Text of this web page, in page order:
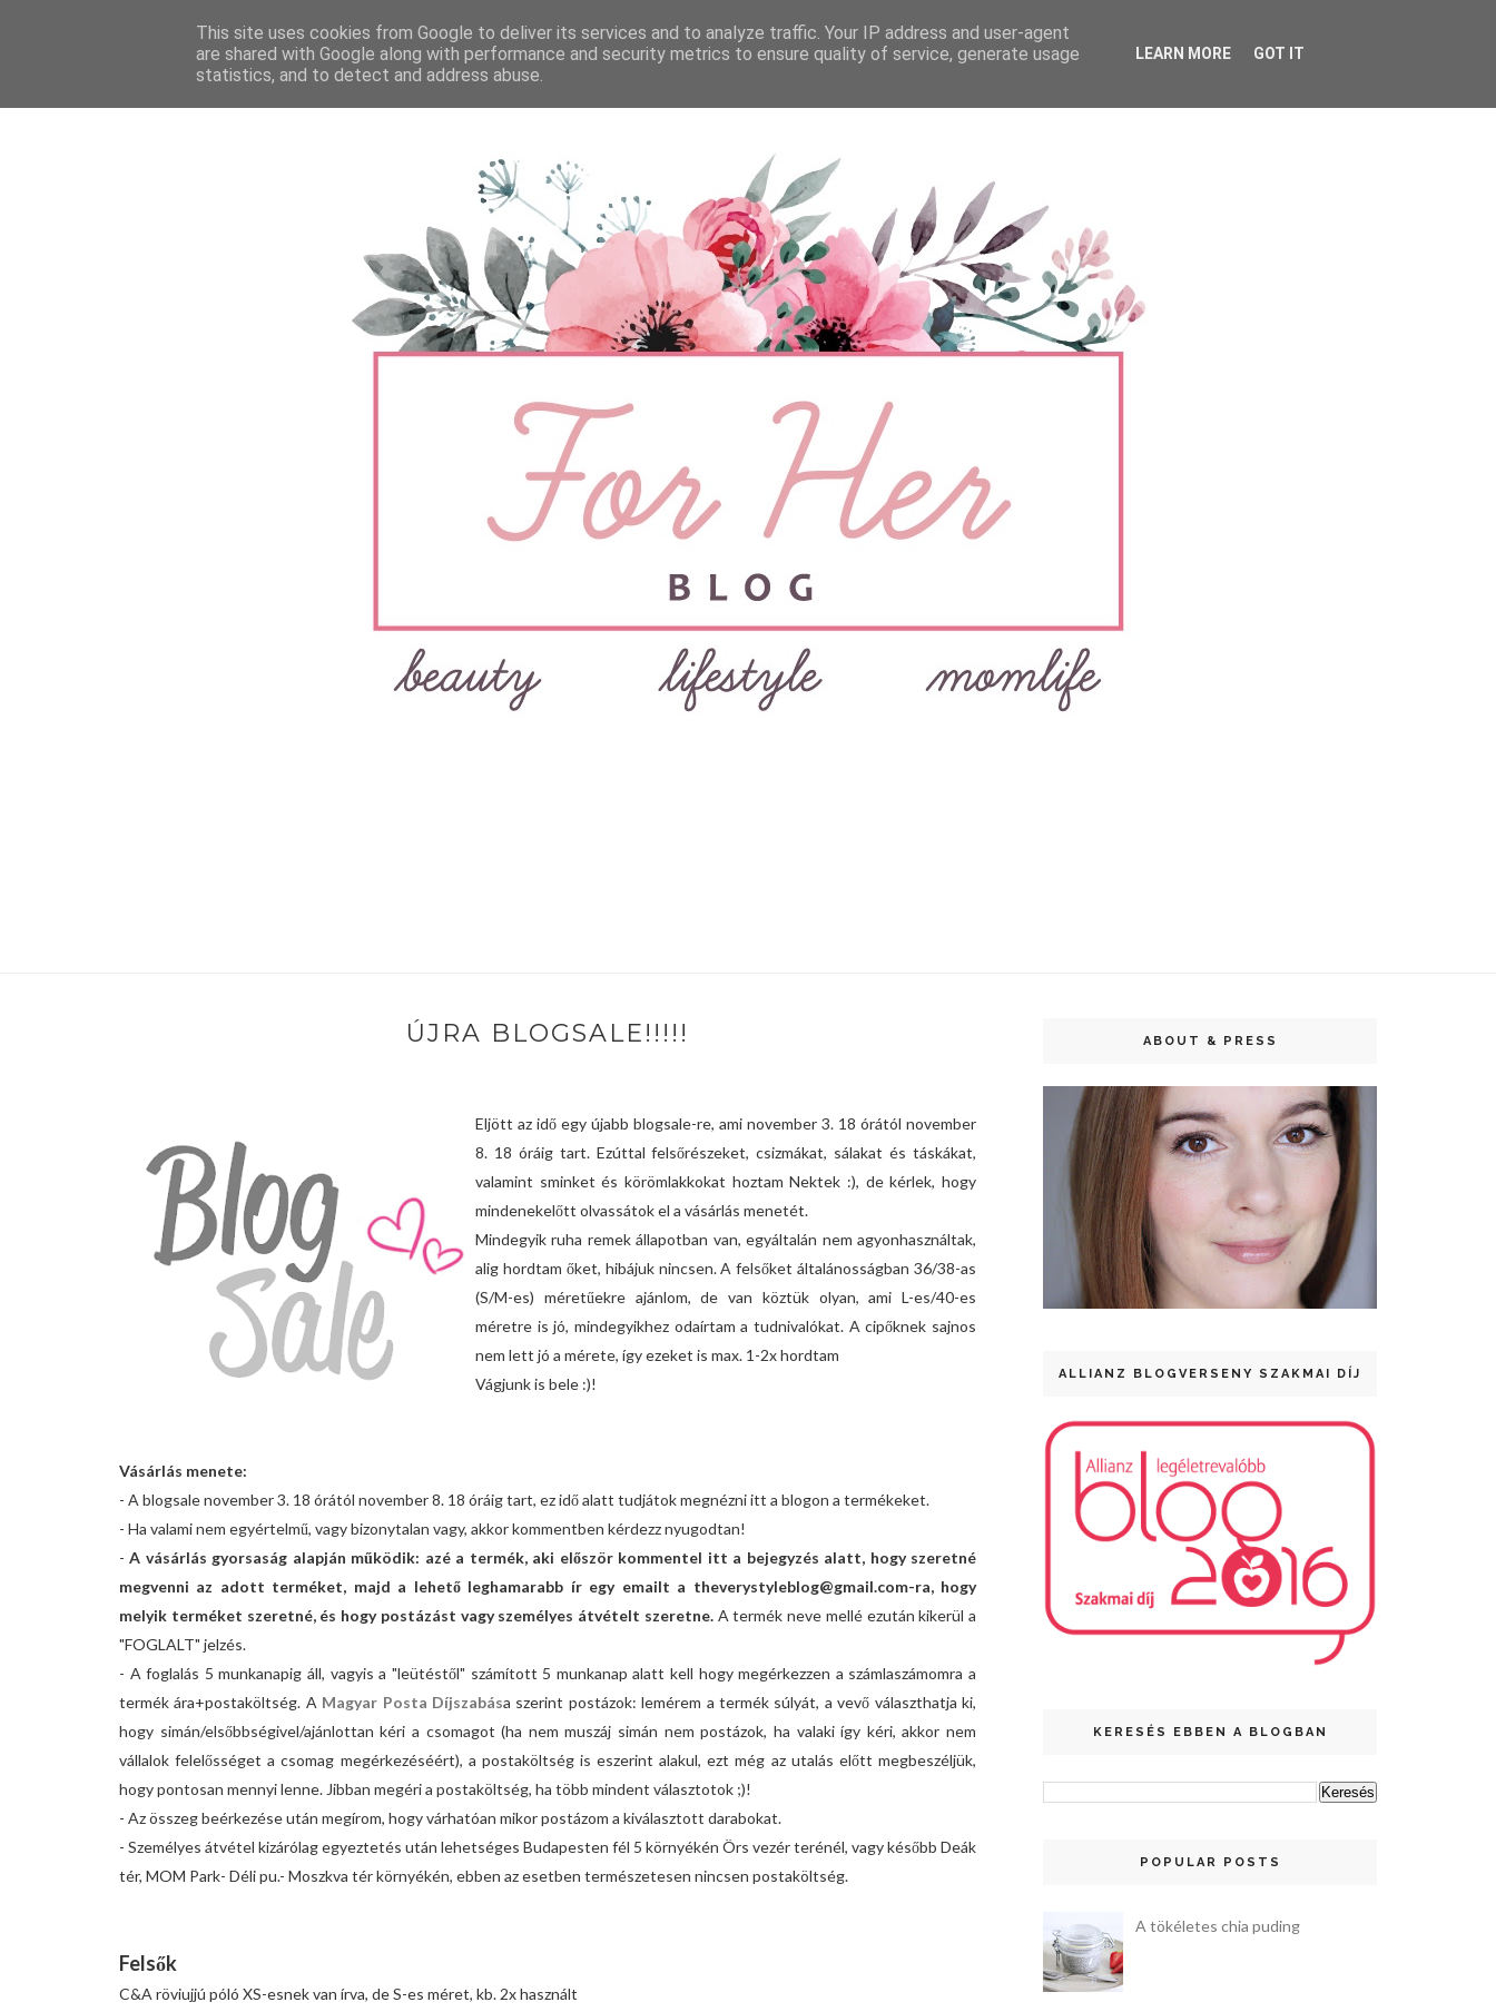
TERMÉKTESZTEK BŐRÁPOLÁS ÉLETMÓD BABA SZEMÉLYES VIDEÓ
ÚJRA BLOGSALE!!!!!
Eljött az idő egy újabb blogsale-re, ami november 3. 18 órától november
8. 18 óráig tart. Ezúttal felsőrészeket, csizmákat, sálakat és táskákat,
valamint sminket és körömlakkokat hoztam Nektek :), de kérlek, hogy
mindenekelőtt olvassátok el a vásárlás menetét.
Mindegyik ruha remek állapotban van, egyáltalán nem agyonhasználtak,
alig hordtam őket, hibájuk nincsen. A felsőket általánosságban 36/38-as
(S/M-es) méretűekre ajánlom, de van köztük olyan, ami L-es/40-es
méretre is jó, mindegyikhez odaírtam a tudnivalókat. A cipőknek sajnos
nem lett jó a mérete, így ezeket is max. 1-2x hordtam
Vágjunk is bele :)!
Vásárlás menete:
- A blogsale november 3. 18 órától november 8. 18 óráig tart, ez idő alatt tudjátok megnézni itt a blogon a termékeket.
- Ha valami nem egyértelmű, vagy bizonytalan vagy, akkor kommentben kérdezz nyugodtan!
-A vásárlás gyorsaság alapján működik: azé a termék, aki először kommentel itt a bejegyzés alatt, hogy szeretné
megvenni az adott terméket, majd a lehető leghamarabb ír egy emailt a theverystyleblog@gmail.com-ra, hogy
melyik terméket szeretné, és hogy postázást vagy személyes átvételt szeretne.A termék neve mellé ezután kikerül a
"FOGLALT" jelzés.
- A foglalás 5 munkanapig áll, vagyis a "leütéstől" számított 5 munkanap alatt kell hogy megérkezzen a számlaszámomra a
termék ára+postaköltség. A Magyar Posta Díjszabása szerint postázok: lemérem a termék súlyát, a vevő választhatja ki,
hogy simán/elsőbbségivel/ajánlottan kéri a csomagot (ha nem muszáj simán nem postázok, ha valaki így kéri, akkor nem
vállalok felelősséget a csomag megérkezéséért), a postaköltség is eszerint alakul, ezt még az utalás előtt megbeszéljük,
hogy pontosan mennyi lenne. Jibban megéri a postaköltség, ha több mindent választotok ;)!
- Az összeg beérkezése után megírom, hogy várhatóan mikor postázom a kiválasztott darabokat.
- Személyes átvétel kizárólag egyeztetés után lehetséges Budapesten fél 5 környékén Örs vezér terénél, vagy később Deák
tér, MOM Park- Déli pu.- Moszkva tér környékén, ebben az esetben természetesen nincsen postaköltség.
Felsők
C&A röviujjú póló XS-esnek van írva, de S-es méret, kb. 2x használt
ABOUT & PRESS
ALLIANZ BLOGVERSENY SZAKMAI DÍJ
KERESÉS EBBEN A BLOGBAN
POPULAR POSTS
A tökéletes chia puding
This site uses cookies from Google to deliver its services and to analyze traffic. Your IP address and user-agent
are shared with Google along with performance and security metrics to ensure quality of service, generate usage
statistics, and to detect and address abuse.
LEARN MORE GOT IT